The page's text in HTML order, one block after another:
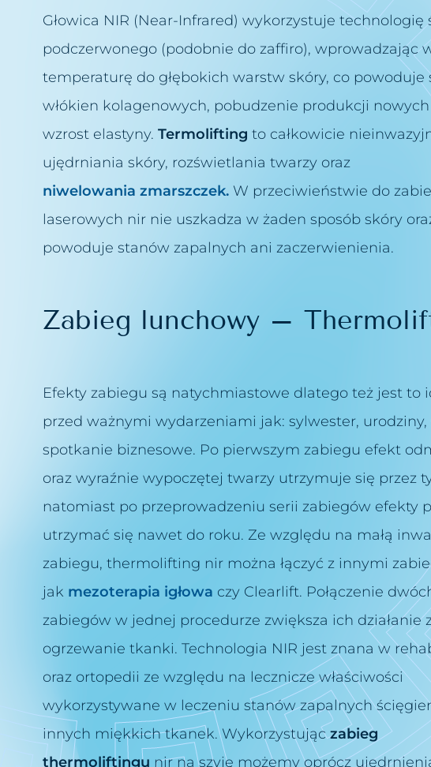
Głowica NIR (Near-Infrared) wykorzystuje technologię
podczerwonego (podobnie do zaffiro), wprowadzając
temperaturę do głębokich warstw skóry, co powoduje
włókien kolagenowych, pobudzenie produkcji nowych
wzrost elastyny. Termolifting to całkowicie
ujędrniania skóry, rozświetlania twarzy oraz
niwelowania zmarszczek.W przeciwieństwie do
laserowych nir nie uszkadza w żaden sposób skóry
powoduje stanów zapalnych ani zaczerwienienia.
Zabieg lunchowy –
Efekty zabiegu są natychmiastowe dlatego też jest to
przed ważnymi wydarzeniami jak: sylwester,
spotkanie biznesowe. Po pierwszym zabiegu efekt
oraz wyraźnie wypoczętej twarzy utrzymuje się przez
natomiast po przeprowadzeniu serii zabiegów efekty
utrzymać się nawet do roku. Ze względu na małą
zabiegu, thermolifting nir można łączyć z innymi
jak mezoterapia igłowa czy Clearlift. Połączenie
zabiegów w jednej procedurze zwiększa ich działanie
ogrzewanie tkanki. Technologia NIR jest znana w
oraz ortopedii ze względu na lecznicze właściwości
wykorzystywane w leczeniu stanów zapalnych
innych miękkich tkanek. Wykorzystujączabieg
thermoliftingu nir na szyję możemy oprócz